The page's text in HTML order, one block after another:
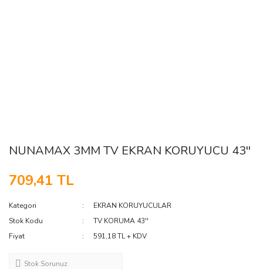
NUNAMAX 3MM TV EKRAN KORUYUCU 43''
709,41 TL
Kategori
EKRAN KORUYUCULAR
Stok Kodu
TV KORUMA 43''
Fiyat
591,18 TL + KDV
Stok Sorunuz